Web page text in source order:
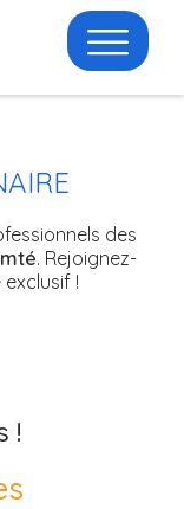
des
. Rejoignez-
!
!